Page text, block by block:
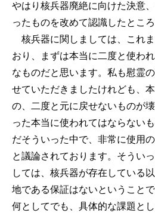
やはり核兵器廃絶に向けた決意
ったものを改めて認識したところ
核兵器に関しましては、これ
おり、まずは本当に二度と使わ
なものだと思います。私も慰霊
せていただきましたけれども、
の、二度と元に戻せないものが
った本当に使われてはならない
だそういった中で、非常に使用
と議論されております。そうい
しては、核兵器が存在している
地である保証はないということ
何としてでも、具体的な課題と